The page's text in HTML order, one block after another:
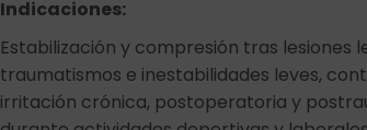
Indicaciones:
Estabilización y compresión tras lesiones
traumatismos e inestabilidades leves,
irritación crónica, postoperatoria y